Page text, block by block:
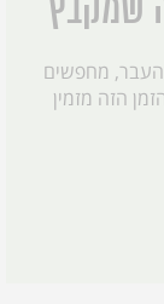
שמקבץ
העבר, מחפשים
הזה מזמין